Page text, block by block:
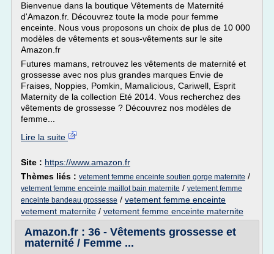
Bienvenue dans la boutique Vêtements de Maternité
d'Amazon.fr. Découvrez toute la mode pour femme
enceinte. Nous vous proposons un choix de plus de 10 000
modèles de vêtements et sous-vêtements sur le site
Amazon.fr
Futures mamans, retrouvez les vêtements de maternité et
grossesse avec nos plus grandes marques Envie de
Fraises, Noppies, Pomkin, Mamalicious, Cariwell, Esprit
Maternity de la collection Eté 2014. Vous recherchez des
vêtements de grossesse ? Découvrez nos modèles de
femme...
Lire la suite
Site : https://www.amazon.fr
Thèmes liés : vetement femme enceinte soutien gorge maternite /
vetement femme enceinte maillot bain maternite / vetement femme
enceinte bandeau grossesse / vetement femme enceinte
vetement maternite / vetement femme enceinte maternite
Amazon.fr : 36 - Vêtements grossesse et
maternité / Femme ...